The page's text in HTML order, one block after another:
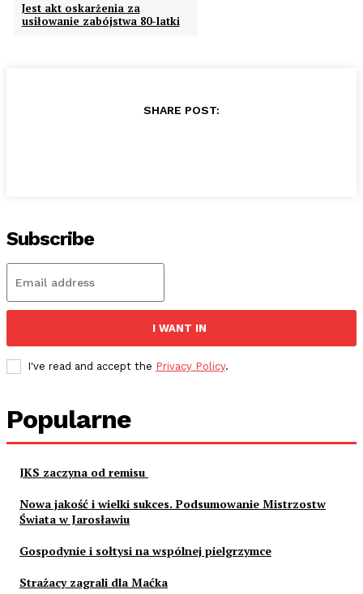
Jest akt oskarżenia za
usiłowanie zabójstwa 80-latki
SHARE POST:
Subscribe
I WANT IN
I've read and accept the Privacy Policy.
Popularne
JKS zaczyna od remisu
Nowa jakość i wielki sukces. Podsumowanie Mistrzostw
Świata w Jarosławiu
Gospodynie i sołtysi na wspólnej pielgrzymce
Strażacy zagrali dla Maćka